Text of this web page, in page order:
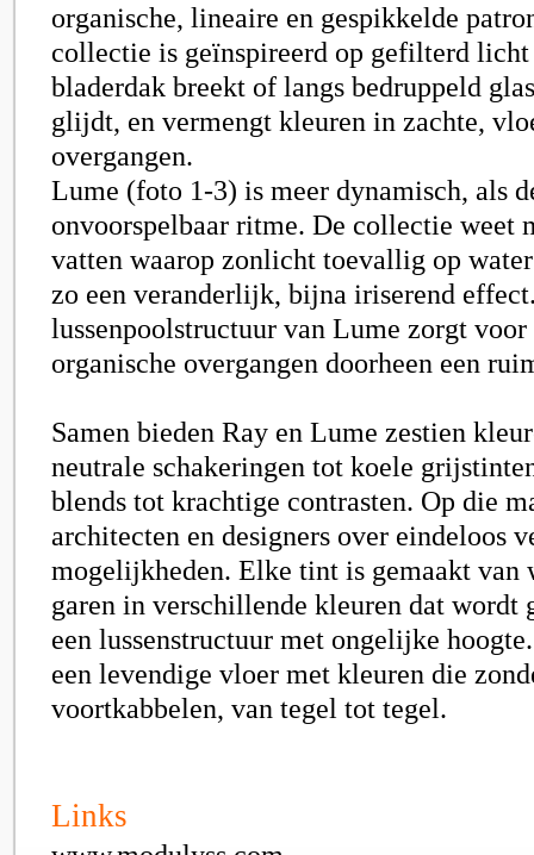
organische, lineaire en gespikkelde
collectie is geïnspireerd op gefilterd licht
bladerdak breekt of langs bedruppeld
glijdt, en vermengt kleuren in zachte,
overgangen.
Lume (foto 1-3) is meer dynamisch, als
onvoorspelbaar ritme. De collectie weet
vatten waarop zonlicht toevallig op
zo een veranderlijk, bijna iriserend
lussenpoolstructuur van Lume zorgt
organische overgangen doorheen een
Samen bieden Ray en Lume zestien
neutrale schakeringen tot koele
blends tot krachtige contrasten. Op die
architecten en designers over eindeloos
mogelijkheden. Elke tint is gemaakt
garen in verschillende kleuren dat wordt
een lussenstructuur met ongelijke
een levendige vloer met kleuren die
voortkabbelen, van tegel tot tegel.
Links